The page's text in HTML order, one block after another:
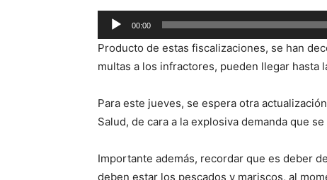
Reproductor
de
audio
00:00
Producto de estas fiscalizaciones, se han
multas a los infractores, pueden llegar hasta
Para este jueves, se espera otra
Salud, de cara a la explosiva demanda que
Importante además, recordar que es deber
deben estar los pescados y mariscos, al